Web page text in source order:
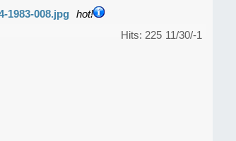
1983-008.jpg hot!
11/30/-1
Hits: 225